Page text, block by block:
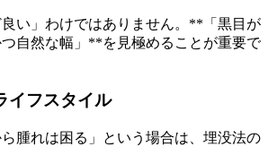
良い」わけではありません。**「黒目が
自然な幅」**を見極めることが重要で
イフスタイル
ら腫れは困る」という場合は、埋没法の